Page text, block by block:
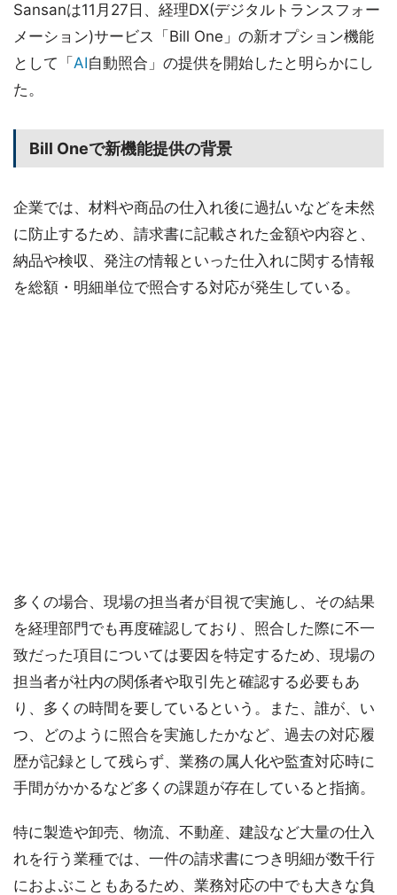
Sansanは11月27日、経理DX(デジタルトランスフォー
メーション)サービス「Bill One」の新オプション機能
として「 AI自動照合」の提供を開始したと明らかにし
た。
Bill Oneで新機能提供の背景
企業では、材料や商品の仕入れ後に過払いなどを未然
に防止するため、請求書に記載された金額や内容と、
納品や検収、発注の情報といった仕入れに関する情報
を総額・明細単位で照合する対応が発生している。
多くの場合、現場の担当者が目視で実施し、その結果
を経理部門でも再度確認しており、照合した際に不一
致だった項目については要因を特定するため、現場の
担当者が社内の関係者や取引先と確認する必要もあ
り、多くの時間を要しているという。また、誰が、い
つ、どのように照合を実施したかなど、過去の対応履
歴が記録として残らず、業務の属人化や監査対応時に
手間がかかるなど多くの課題が存在していると指摘。
特に製造や卸売、物流、不動産、建設など大量の仕入
れを行う業種では、一件の請求書につき明細が数千行
におよぶこともあるため、業務対応の中でも大きな負